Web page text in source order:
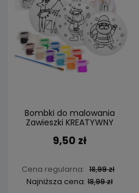
Bombki do malowania
Zawieszki KREATYWNY
Bombek
9,50 zł
Cena regularna: 18,99 zł
Najniższa cena: 18,99 zł